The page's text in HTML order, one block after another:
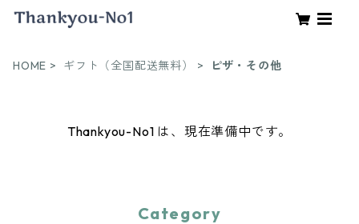
HOME ギフト（全国配送無料） ピザ・その他
Thankyou-No1 は、現在準備中です。
Category